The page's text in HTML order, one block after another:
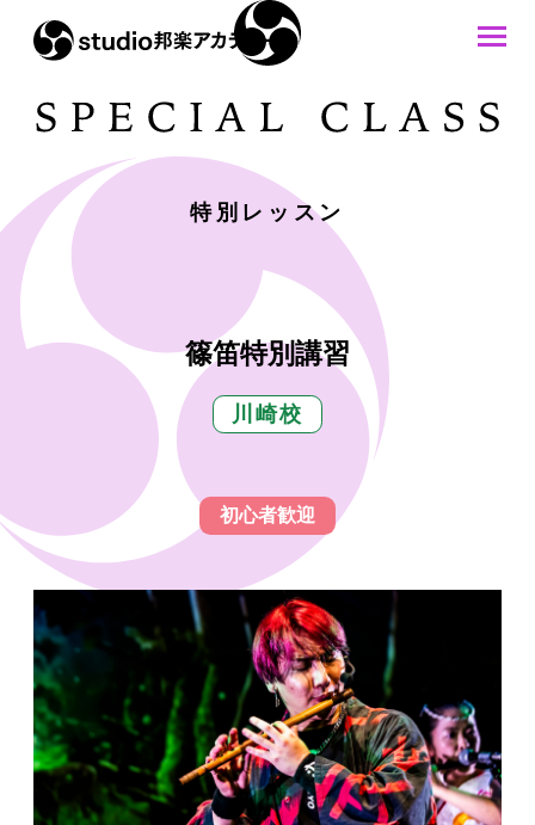
特別レッスン
篠笛特別講習
川崎校
初心者歓迎